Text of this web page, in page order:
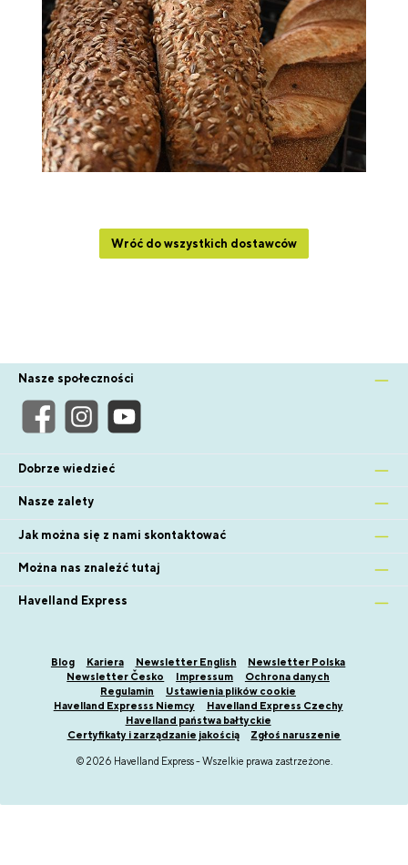
Wróć do wszystkich dostawców
Nasze społeczności
Dobrze wiedzieć
Nasze zalety
Jak można się z nami skontaktować
Można nas znaleźć tutaj
Havelland Express
Blog Kariera Newsletter English
Newsletter Polska
Newsletter Česko
Impressum
Ochrona danych
Regulamin
Ustawienia plików cookie
Havelland Expresss Niemcy
Havelland Express Czechy
Havelland państwa bałtyckie
Certyfikaty i zarządzanie jakością
Zgłoś naruszenie
© 2026 Havelland Express - Wszelkie prawa zastrzeżone.